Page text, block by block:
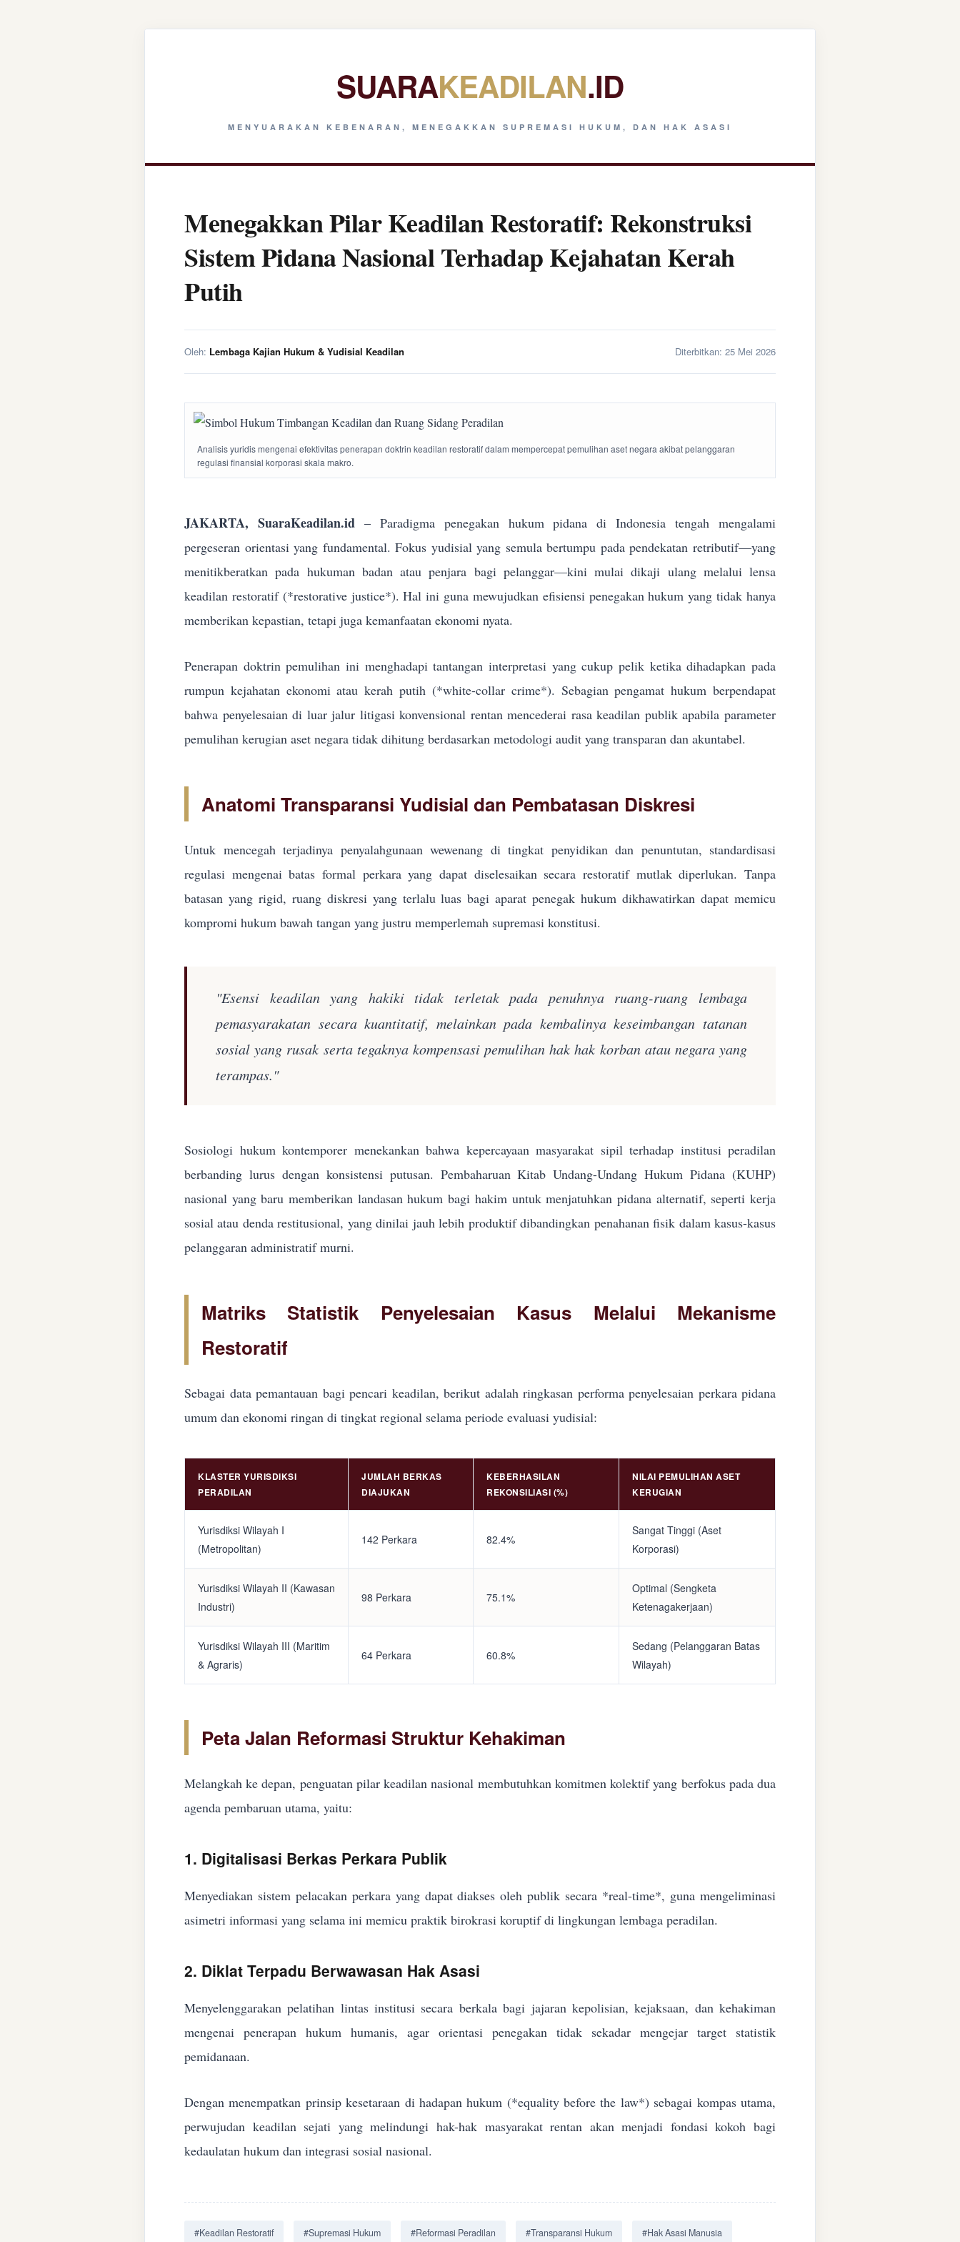
SUARAKEADILAN.ID
MENYUARAKAN KEBENARAN, MENEGAKKAN SUPREMASI HUKUM, DAN HAK ASASI
Menegakkan Pilar Keadilan Restoratif: Rekonstruksi
Sistem Pidana Nasional Terhadap Kejahatan Kerah
Putih
Oleh: Lembaga Kajian Hukum & Yudisial Keadilan Diterbitkan: 25 Mei 2026
Analisis yuridis mengenai efektivitas penerapan doktrin keadilan restoratif dalam mempercepat pemulihan aset negara akibat pelanggaran
regulasi finansial korporasi skala makro.
JAKARTA, SuaraKeadilan.id– Paradigma penegakan hukum pidana di Indonesia tengah mengalami
pergeseran orientasi yang fundamental. Fokus yudisial yang semula bertumpu pada pendekatan retributif—yang
menitikberatkan pada hukuman badan atau penjara bagi pelanggar—kini mulai dikaji ulang melalui lensa
keadilan restoratif (*restorative justice*). Hal ini guna mewujudkan efisiensi penegakan hukum yang tidak hanya
memberikan kepastian, tetapi juga kemanfaatan ekonomi nyata.
Penerapan doktrin pemulihan ini menghadapi tantangan interpretasi yang cukup pelik ketika dihadapkan pada
rumpun kejahatan ekonomi atau kerah putih (*white-collar crime*). Sebagian pengamat hukum berpendapat
bahwa penyelesaian di luar jalur litigasi konvensional rentan mencederai rasa keadilan publik apabila parameter
pemulihan kerugian aset negara tidak dihitung berdasarkan metodologi audit yang transparan dan akuntabel.
Anatomi Transparansi Yudisial dan Pembatasan Diskresi
Untuk mencegah terjadinya penyalahgunaan wewenang di tingkat penyidikan dan penuntutan, standardisasi
regulasi mengenai batas formal perkara yang dapat diselesaikan secara restoratif mutlak diperlukan. Tanpa
batasan yang rigid, ruang diskresi yang terlalu luas bagi aparat penegak hukum dikhawatirkan dapat memicu
kompromi hukum bawah tangan yang justru memperlemah supremasi konstitusi.
"Esensi keadilan yang hakiki tidak terletak pada penuhnya ruang-ruang lembaga
pemasyarakatan secara kuantitatif, melainkan pada kembalinya keseimbangan tatanan
sosial yang rusak serta tegaknya kompensasi pemulihan hak hak korban atau negara yang
terampas."
Sosiologi hukum kontemporer menekankan bahwa kepercayaan masyarakat sipil terhadap institusi peradilan
berbanding lurus dengan konsistensi putusan. Pembaharuan Kitab Undang-Undang Hukum Pidana (KUHP)
nasional yang baru memberikan landasan hukum bagi hakim untuk menjatuhkan pidana alternatif, seperti kerja
sosial atau denda restitusional, yang dinilai jauh lebih produktif dibandingkan penahanan fisik dalam kasus-kasus
pelanggaran administratif murni.
Matriks Statistik Penyelesaian Kasus Melalui Mekanisme
Restoratif
Sebagai data pemantauan bagi pencari keadilan, berikut adalah ringkasan performa penyelesaian perkara pidana
umum dan ekonomi ringan di tingkat regional selama periode evaluasi yudisial:
KLASTER YURISDIKSI
PERADILAN
JUMLAH BERKAS
DIAJUKAN
KEBERHASILAN
REKONSILIASI (%)
NILAI PEMULIHAN ASET
KERUGIAN
Yurisdiksi Wilayah I
(Metropolitan)
142 Perkara 82.4%
Sangat Tinggi (Aset
Korporasi)
Yurisdiksi Wilayah II (Kawasan
Industri)
98 Perkara 75.1%
Optimal (Sengketa
Ketenagakerjaan)
Yurisdiksi Wilayah III (Maritim
& Agraris)
64 Perkara 60.8%
Sedang (Pelanggaran Batas
Wilayah)
Peta Jalan Reformasi Struktur Kehakiman
Melangkah ke depan, penguatan pilar keadilan nasional membutuhkan komitmen kolektif yang berfokus pada dua
agenda pembaruan utama, yaitu:
1. Digitalisasi Berkas Perkara Publik
Menyediakan sistem pelacakan perkara yang dapat diakses oleh publik secara *real-time*, guna mengeliminasi
asimetri informasi yang selama ini memicu praktik birokrasi koruptif di lingkungan lembaga peradilan.
2. Diklat Terpadu Berwawasan Hak Asasi
Menyelenggarakan pelatihan lintas institusi secara berkala bagi jajaran kepolisian, kejaksaan, dan kehakiman
mengenai penerapan hukum humanis, agar orientasi penegakan tidak sekadar mengejar target statistik
pemidanaan.
Dengan menempatkan prinsip kesetaraan di hadapan hukum (*equality before the law*) sebagai kompas utama,
perwujudan keadilan sejati yang melindungi hak-hak masyarakat rentan akan menjadi fondasi kokoh bagi
kedaulatan hukum dan integrasi sosial nasional.
#Keadilan Restoratif #Supremasi Hukum #Reformasi Peradilan #Transparansi Hukum #Hak Asasi Manusia